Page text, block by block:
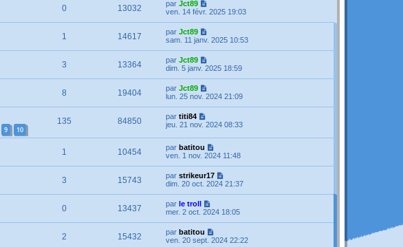
0 13032 par Jct89
ven. 14 févr. 2025 19:03
1 14617 par Jct89
sam. 11 janv. 2025 10:53
3 13364 par Jct89
dim. 5 janv. 2025 18:59
8 19404 par Jct89
lun. 25 nov. 2024 21:09
9 10
135 84850 par titi84
jeu. 21 nov. 2024 08:33
1 10454 par batitou
ven. 1 nov. 2024 11:48
3 15743 par strikeur17
dim. 20 oct. 2024 21:37
0 13437 par le troll
mer. 2 oct. 2024 18:05
2 15432 par batitou
ven. 20 sept. 2024 22:22